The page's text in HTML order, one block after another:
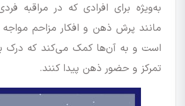
به‌ویژه برای افرادی که در مراقبه
مانند پرش ذهن و افکار مزاحم
است و به آن‌ها کمک می‌کند که درک
تمرکز و حضور ذهن پیدا کنند.